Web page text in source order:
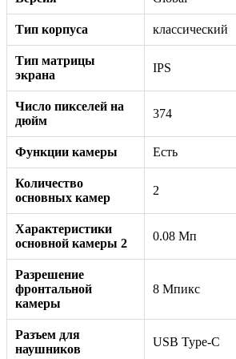
Тип корпуса классический
Тип матрицы
экрана
IPS
Число пикселей на
дюйм
374
Функции камеры Есть
Количество
основных камер
2
Характеристики
основной камеры 2
0.08 Мп
Разрешение
фронтальной
камеры
8 Мпикс
Разъем для
наушников
USB Type-C